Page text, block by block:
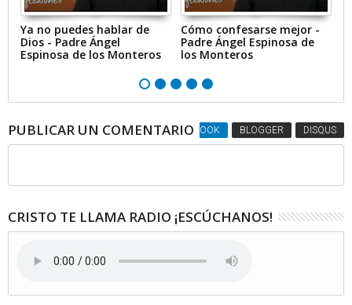
Ya no puedes hablar de
Dios - Padre Ángel
Espinosa de los Monteros
Cómo confesarse mejor -
Padre Ángel Espinosa de
los Monteros
PUBLICAR UN COMENTARIOFACEBOOK BLOGGER DISQUS
CRISTO TE LLAMA RADIO ¡ESCÚCHANOS!